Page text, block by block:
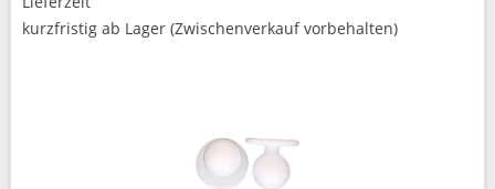
kurzfristig ab Lager (Zwischenverkauf vorbehalten)